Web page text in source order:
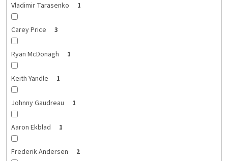
Vladimir Tarasenko 1
Carey Price 3
Ryan McDonagh 1
Keith Yandle 1
Johnny Gaudreau 1
Aaron Ekblad 1
Frederik Andersen 2